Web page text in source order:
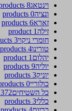
וינטאג8 products
ונציה0 products
זארא6 products
זילה1 product
חומרי ניקוי3 products
טורינו4 products
יהלום 1 product
יוליה9 products
יוניק3 products
כולוריי0 products
כל השטיחים372 products
כללי3 products